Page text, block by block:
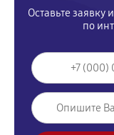
Оставьте заявку
по